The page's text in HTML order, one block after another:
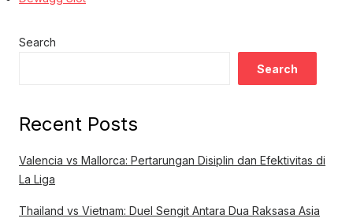
Search
Search
Recent Posts
Valencia vs Mallorca: Pertarungan Disiplin dan Efektivitas di
La Liga
Thailand vs Vietnam: Duel Sengit Antara Dua Raksasa Asia